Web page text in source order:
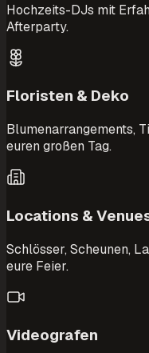
Hochzeits-DJs mit
Afterparty.
Floristen & Deko
Blumenarrangements,
euren großen Tag.
Locations &
Schlösser, Scheunen,
eure Feier.
Videografen